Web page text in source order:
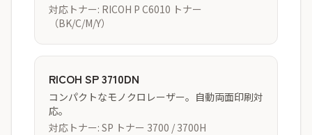
対応トナー: RICOH P C6010 トナー
（BK/C/M/Y）
RICOH SP 3710DN
コンパクトなモノクロレーザー。自動両面印刷対
応。
対応トナー: SP トナー 3700 / 3700H